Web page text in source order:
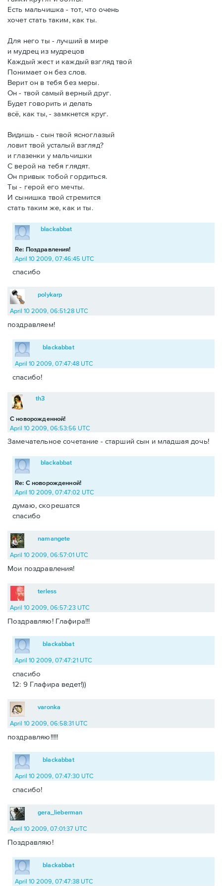
Есть мальчишка - тот, что очень
хочет стать таким, как ты.
Для него ты - лучший в мире
и мудрец из мудрецов
Каждый жест и каждый взгляд твой
Понимает он без слов.
Верит он в тебя без меры.
Он - твой самый верный друг.
Будет говорить и делать
всё, как ты, - замкнется круг.
Видишь - сын твой ясноглазый
ловит твой усталый взгляд?
и глазенки у мальчишки
С верой на тебя глядят.
Он привык тобой гордиться.
Ты - герой его мечты.
И сынишка твой стремится
стать таким же, как и ты.
Re: Поздравления!
blackabbat
April 10 2009, 07:46:45 UTC
спасибо
polykarp
April 10 2009, 06:51:28 UTC
поздравляем!
blackabbat
April 10 2009, 07:47:48 UTC
спасибо!
С новорожденной!
th3
April 10 2009, 06:53:56 UTC
Замечательное сочетание - старший сын и младшая дочь!
Re: С новорожденной!
blackabbat
April 10 2009, 07:47:02 UTC
думаю, скорешатся
спасибо
namangete
April 10 2009, 06:57:01 UTC
Мои поздравления!
terless
April 10 2009, 06:57:23 UTC
Поздравляю! Глафира!!!
blackabbat
April 10 2009, 07:47:21 UTC
спасибо
12: 9 Глафира ведет!))
varonka
April 10 2009, 06:58:31 UTC
поздравляю!!!!!
blackabbat
April 10 2009, 07:47:30 UTC
спасибо!
gera_lieberman
April 10 2009, 07:01:37 UTC
Поздравляю!
blackabbat
April 10 2009, 07:47:38 UTC